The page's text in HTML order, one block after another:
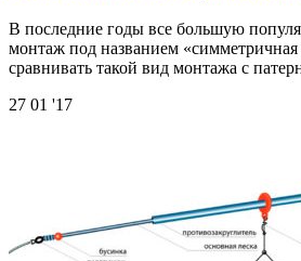
В последние годы все большую
монтаж под названием «симметричная
сравнивать такой вид монтажа с
27 01 '17